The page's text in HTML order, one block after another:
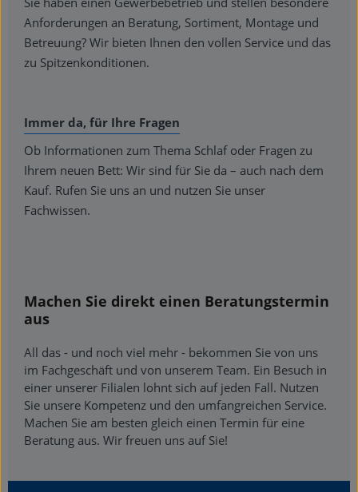
Anforderungen an Beratung, Sortiment, Montage und
Betreuung? Wir bieten Ihnen den vollen Service und das
zu Spitzenkonditionen.
Immer da, für Ihre Fragen
Ob Informationen zum Thema Schlaf oder Fragen zu
Ihrem neuen Bett: Wir sind für Sie da – auch nach dem
Kauf. Rufen Sie uns an und nutzen Sie unser
Fachwissen.
Machen Sie direkt einen Beratungstermin
aus
All das - und noch viel mehr - bekommen Sie von uns
im Fachgeschäft und von unserem Team. Ein Besuch in
einer unserer Filialen lohnt sich auf jeden Fall. Nutzen
Sie unsere Kompetenz und den umfangreichen Service.
Machen Sie am besten gleich einen Termin für eine
Beratung aus. Wir freuen uns auf Sie!